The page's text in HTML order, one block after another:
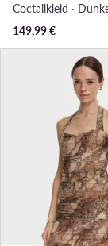
Coctailkleid ·
149,99€